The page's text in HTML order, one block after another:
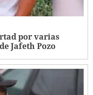
por varias
Jafeth Pozo